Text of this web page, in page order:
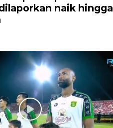
naik hingga